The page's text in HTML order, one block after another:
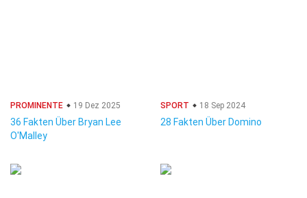
PROMINENTE 19 Dez 2025
36 Fakten Über Bryan Lee
O'Malley
SPORT 18 Sep 2024
28 Fakten Über Domino